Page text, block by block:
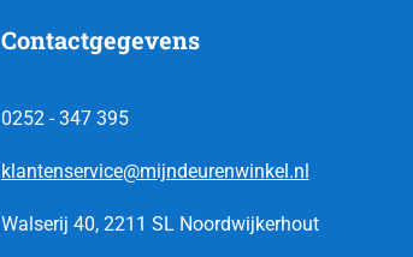
Contactgegevens
0252 - 347 395
klantenservice@mijndeurenwinkel.nl
Walserij 40, 2211 SL Noordwijkerhout